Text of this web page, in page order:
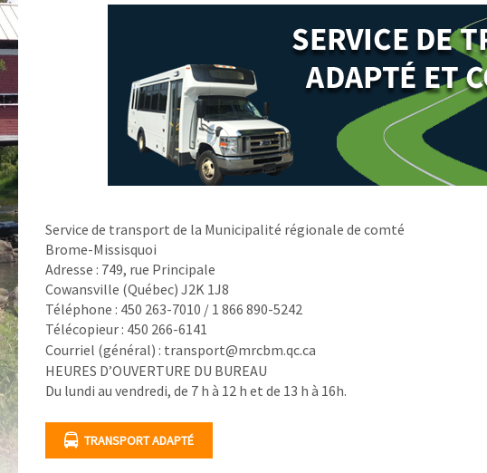
Service de transport de la Municipalité régionale de comté
Brome-Missisquoi
Adresse : 749, rue Principale
Cowansville (Québec) J2K 1J8
Téléphone : 450 263-7010 / 1 866 890-5242
Télécopieur : 450 266-6141
Courriel (général) : transport@mrcbm.qc.ca
HEURES D’OUVERTURE DU BUREAU
Du lundi au vendredi, de 7 h à 12 h et de 13 h à 16h.
TRANSPORT ADAPTÉ